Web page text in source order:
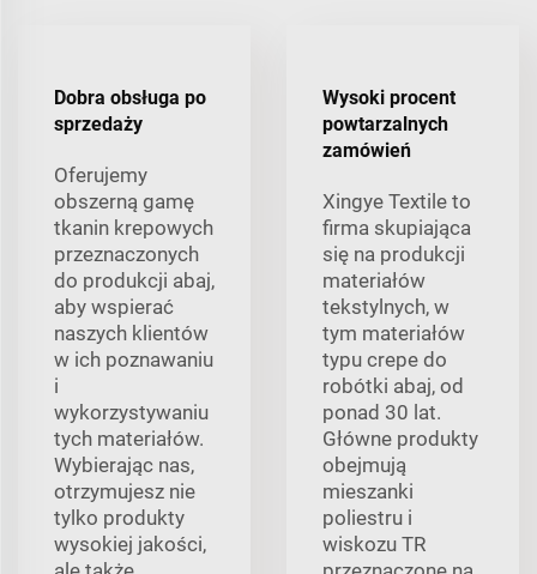
Dobra obsługa po
sprzedaży
Oferujemy
obszerną gamę
tkanin krepowych
przeznaczonych
do produkcji abaj,
aby wspierać
naszych klientów
w ich poznawaniu
i
wykorzystywaniu
tych materiałów.
Wybierając nas,
otrzymujesz nie
tylko produkty
wysokiej jakości,
Wysoki procent
powtarzalnych
zamówień
Xingye Textile to
firma skupiająca
się na produkcji
materiałów
tekstylnych, w
tym materiałów
typu crepe do
robótki abaj, od
ponad 30 lat.
Główne produkty
obejmują
mieszanki
poliestru i
wiskozu TR